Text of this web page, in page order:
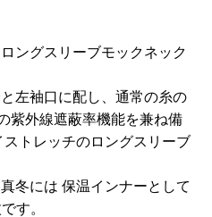
ングスリーブモックネック
左袖口に配し、通常の糸の
紫外線遮蔽率機能を兼ね備
トレッチのロングスリーブ
冬には 保温インナーとして
す。